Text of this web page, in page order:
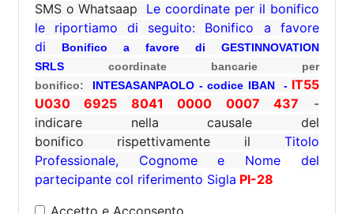
SMS o Whatsaap
Le coordinate per il bonifico
le riportiamo di seguito:
Bonifico a favore
di
Bonifico a favore di GESTINNOVATION
SRLS coordinate bancarie per
bonifico: INTESASANPAOLO - codice IBAN - IT55
U030 6925 8041 0000 0007 437
-
indicare nella causale del
bonifico rispettivamente
il Titolo
Professionale, Cognome e Nome del
partecipante col riferimento Sigla PI-28